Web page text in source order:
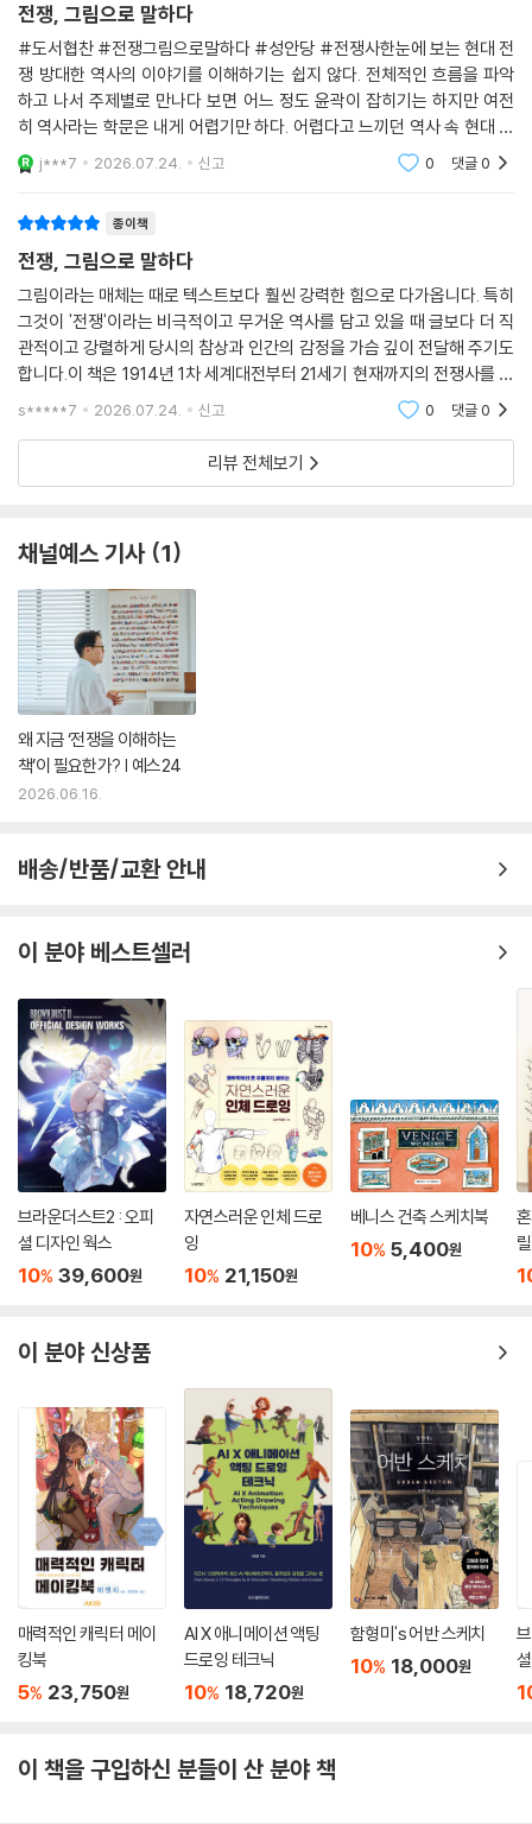
전쟁, 그림으로 말하다
#도서협찬 #전쟁그림으로말하다 #성안당 #전쟁사한눈에 보는 현대 전
쟁 방대한 역사의 이야기를 이해하기는 쉽지 않다. 전체적인 흐름을 파악
하고 나서 주제별로 만나다 보면 어느 정도 윤곽이 잡히기는 하지만 여전
히 역사라는 학문은 내게 어렵기만 하다. 어렵다고 느끼던 역사 속 현대 전
쟁에 관한 책을 만났다. 단순히 전쟁이 일어난 배경과 과정, 그리고 전쟁의
결과만을 언급하고
j***7 2026.07.24. 신고 0 댓글0
종이책
전쟁, 그림으로 말하다
그림이라는 매체는 때로 텍스트보다 훨씬 강력한 힘으로 다가옵니다. 특히
그것이 '전쟁'이라는 비극적이고 무거운 역사를 담고 있을 때 글보다 더 직
관적이고 강렬하게 당시의 참상과 인간의 감정을 가슴 깊이 전달해 주기도
합니다.이 책은 1914년 1차 세계대전부터 21세기 현재까지의 전쟁사를 그
림으로 표현하고 있습니다. 간단한 역사적 사실과 각 사건들과 중요 인물
s*****7 2026.07.24. 신고 0 댓글0
리뷰 전체보기
채널예스 기사 1
왜 지금 ‘전쟁을 이해하는
책’이 필요한가? | 예스24
2026.06.16.
배송/반품/교환 안내
이 분야 베스트셀러
브라운더스트2 : 오피
셜 디자인 웍스
10% 39,600원
자연스러운 인체 드로
잉
10% 21,150원
베니스 건축 스케치북
10% 5,400원
이 분야 신상품
매력적인 캐릭터 메이
킹북
5% 23,750원
AI X 애니메이션 액팅
드로잉 테크닉
10% 18,720원
함형미's 어반 스케치
10% 18,000원
이 책을 구입하신 분들이 산 분야 책